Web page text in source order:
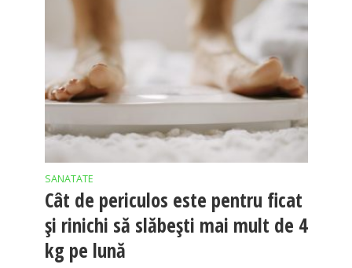
SANATATE
Cât de periculos este pentru ficat
și rinichi să slăbești mai mult de 4
kg pe lună